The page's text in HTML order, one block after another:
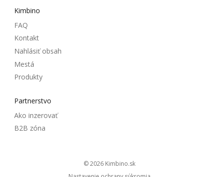
Kimbino
FAQ
Kontakt
Nahlásiť obsah
Mestá
Produkty
Partnerstvo
Ako inzerovať
B2B zóna
© 2026
kimbino.sk